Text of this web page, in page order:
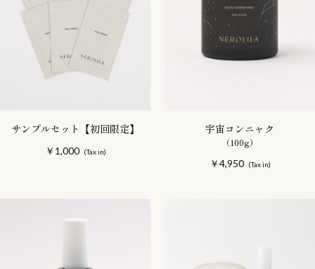
サンプルセット【初回限定】
￥1,000
宇宙コンニャク
（100g）
￥4,950